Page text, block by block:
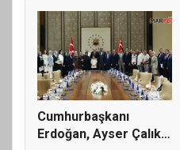
Cumhurbaşkanı
Erdoğan, Ayser Çalık